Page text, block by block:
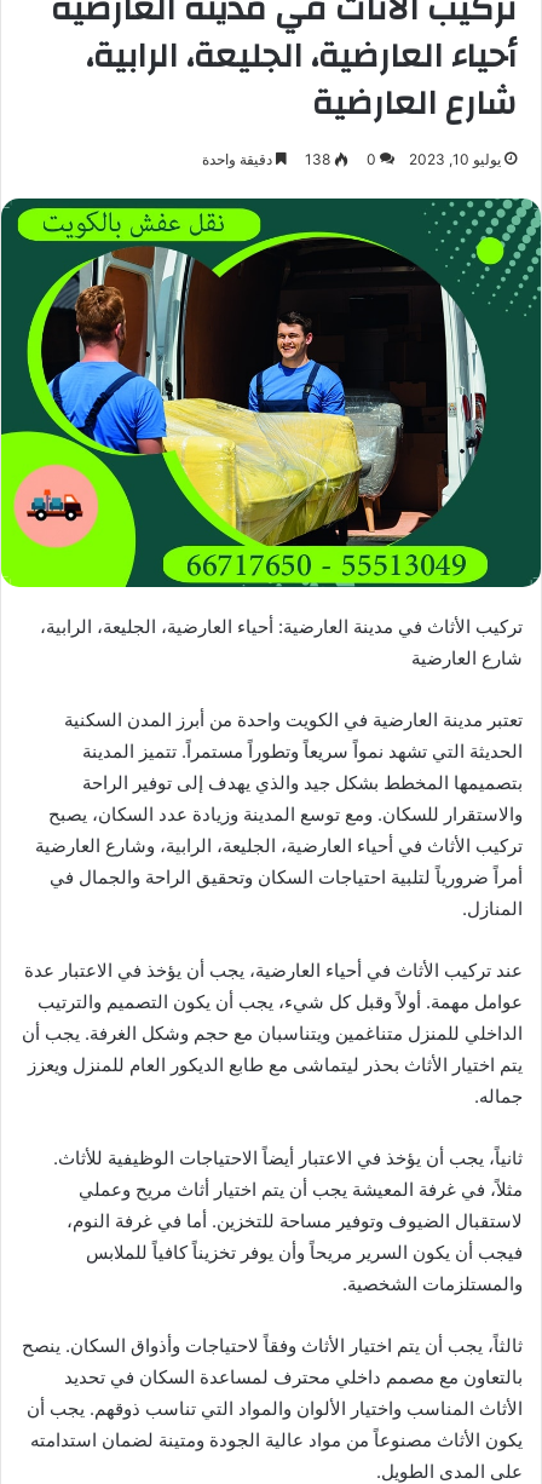
أحياء العارضية، الجليعة، الرابية،
شارع العارضية
يوليو 10, 2023 0
138 دقيقة واحدة
تركيب الأثاث في مدينة العارضية: أحياء العارضية، الجليعة، الرابية،
شارع العارضية
تعتبر مدينة العارضية في الكويت واحدة من أبرز المدن السكنية
الحديثة التي تشهد نمواً سريعاً وتطوراً مستمراً. تتميز المدينة
بتصميمها المخطط بشكل جيد والذي يهدف إلى توفير الراحة
والاستقرار للسكان. ومع توسع المدينة وزيادة عدد السكان، يصبح
تركيب الأثاث في أحياء العارضية، الجليعة، الرابية، وشارع العارضية
أمراً ضرورياً لتلبية احتياجات السكان وتحقيق الراحة والجمال في
المنازل.
عند تركيب الأثاث في أحياء العارضية، يجب أن يؤخذ في الاعتبار عدة
عوامل مهمة. أولاً وقبل كل شيء، يجب أن يكون التصميم والترتيب
الداخلي للمنزل متناغمين ويتناسبان مع حجم وشكل الغرفة. يجب أن
يتم اختيار الأثاث بحذر ليتماشى مع طابع الديكور العام للمنزل ويعزز
جماله.
ثانياً، يجب أن يؤخذ في الاعتبار أيضاً الاحتياجات الوظيفية للأثاث.
مثلاً، في غرفة المعيشة يجب أن يتم اختيار أثاث مريح وعملي
لاستقبال الضيوف وتوفير مساحة للتخزين. أما في غرفة النوم،
فيجب أن يكون السرير مريحاً وأن يوفر تخزيناً كافياً للملابس
والمستلزمات الشخصية.
ثالثاً، يجب أن يتم اختيار الأثاث وفقاً لاحتياجات وأذواق السكان. ينصح
بالتعاون مع مصمم داخلي محترف لمساعدة السكان في تحديد
الأثاث المناسب واختيار الألوان والمواد التي تناسب ذوقهم. يجب أن
يكون الأثاث مصنوعاً من مواد عالية الجودة ومتينة لضمان استدامته
على المدى الطويل.